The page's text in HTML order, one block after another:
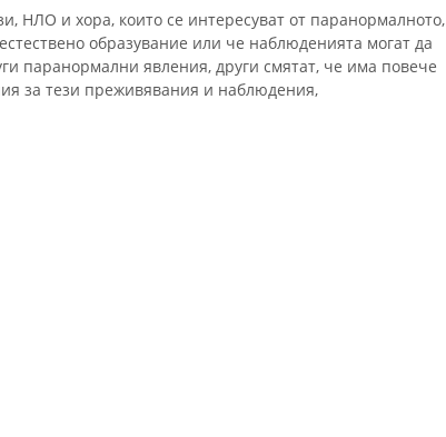
НЛО и хора, които се интересуват от паранормалното,
образувание или че наблюденията могат да
паранормални явления, други смятат, че има повече
за тези преживявания и наблюдения,